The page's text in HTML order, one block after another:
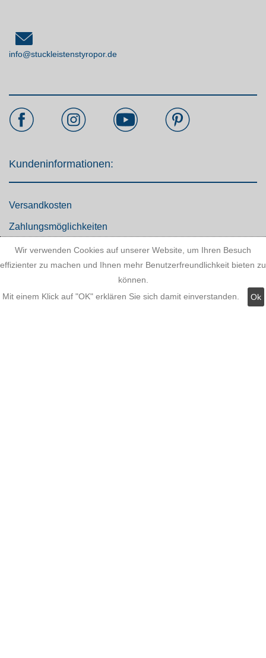
info@stuckleistenstyropor.de
Kundeninformationen:
Versandkosten
Zahlungsmöglichkeiten
AGB
Widerrufsbelehrung
Wir verwenden Cookies auf unserer Website, um Ihren Besuch
effizienter zu machen und Ihnen mehr Benutzerfreundlichkeit bieten zu
können.
Mit einem Klick auf "OK" erklären Sie sich damit einverstanden.
Ok